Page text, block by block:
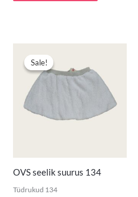
Sale!
Sale!
OVS seelik suurus 134
Tüdrukud 134
hind
oli:
6,00 €.
on:
4,00 €.